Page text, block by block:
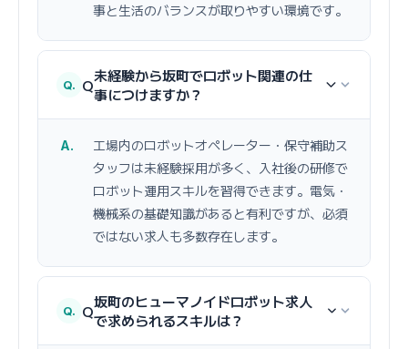
事と生活のバランスが取りやすい環境です。
Q未経験から坂町でロボット関連の仕
事につけますか？
工場内のロボットオペレーター・保守補助ス
タッフは未経験採用が多く、入社後の研修で
ロボット運用スキルを習得できます。電気・
機械系の基礎知識があると有利ですが、必須
ではない求人も多数存在します。
Q坂町のヒューマノイドロボット求人
で求められるスキルは？